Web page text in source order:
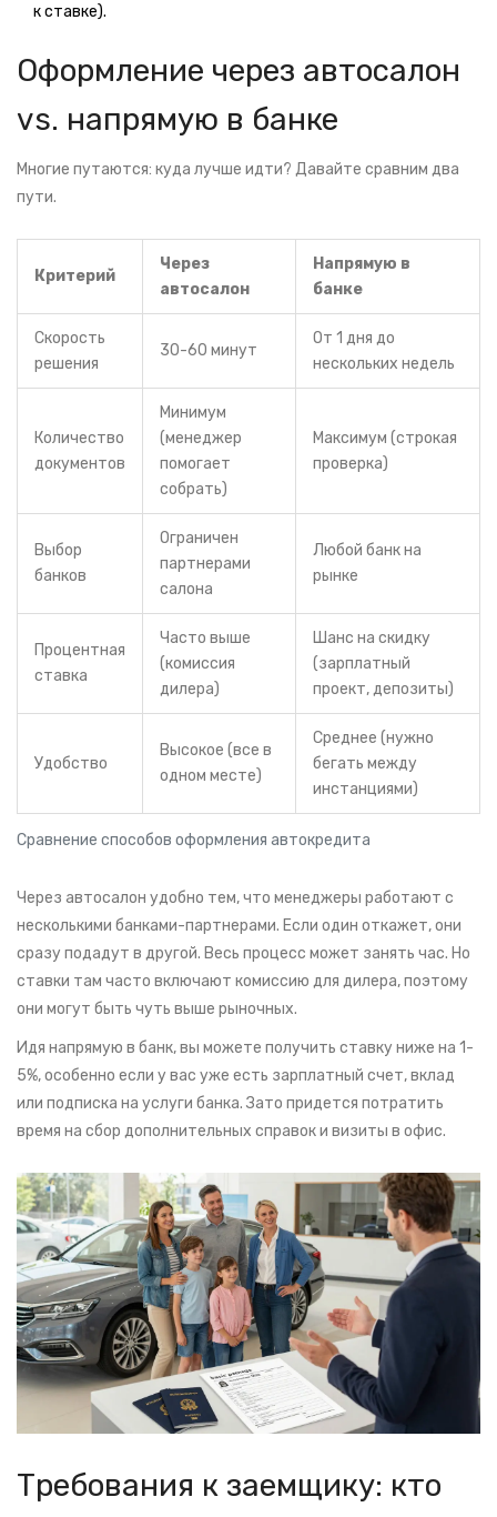
к ставке).
Оформление через автосалон
vs. напрямую в банке
Многие путаются: куда лучше идти? Давайте сравним два
пути.
Сравнение способов оформления автокредита
Критерий
Через
автосалон
Напрямую в
банке
Скорость
решения
30-60 минут
От 1 дня до
нескольких недель
Количество
документов
Минимум
(менеджер
помогает
собрать)
Максимум (строкая
проверка)
Выбор
банков
Ограничен
партнерами
салона
Любой банк на
рынке
Процентная
ставка
Часто выше
(комиссия
дилера)
Шанс на скидку
(зарплатный
проект, депозиты)
Удобство
Высокое (все в
одном месте)
Среднее (нужно
бегать между
инстанциями)
Через автосалон удобно тем, что менеджеры работают с
несколькими банками-партнерами. Если один откажет, они
сразу подадут в другой. Весь процесс может занять час. Но
ставки там часто включают комиссию для дилера, поэтому
они могут быть чуть выше рыночных.
Идя напрямую в банк, вы можете получить ставку ниже на 1-
5%, особенно если у вас уже есть зарплатный счет, вклад
или подписка на услуги банка. Зато придется потратить
время на сбор дополнительных справок и визиты в офис.
Требования к заемщику: кто